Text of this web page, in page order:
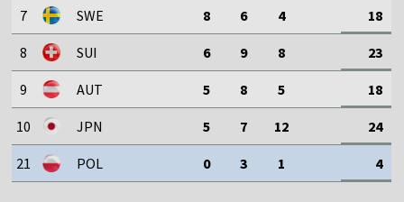
7 SWE 8 6 4 18
8 SUI 6 9 8 23
9 AUT 5 8 5 18
10 JPN 5 7 12 24
21 POL 0 3 1 4